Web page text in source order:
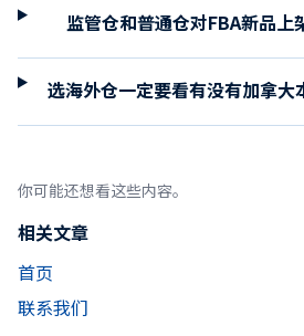
监管仓和普通仓对FBA新品上
选海外仓一定要看有没有加拿大
你可能还想看这些内容。
相关文章
首页
联系我们